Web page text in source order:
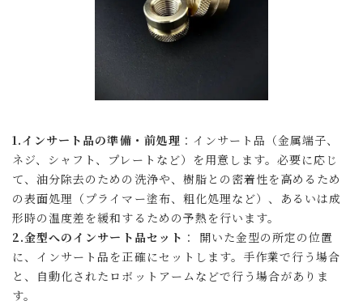
1.インサート品の準備・前処理 ：インサート品（金属端子、
ネジ、シャフト、プレートなど）を用意します。必要に応じ
て、油分除去のための洗浄や、樹脂との密着性を高めるため
の表面処理（プライマー塗布、粗化処理など）、あるいは成
形時の温度差を緩和するための予熱を行います。
2.金型へのインサート品セット ： 開いた金型の所定の位置
に、インサート品を正確にセットします。手作業で行う場合
と、自動化されたロボットアームなどで行う場合がありま
す。